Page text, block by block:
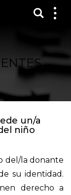
un/a
niño
del/la donante
su identidad.
derecho a